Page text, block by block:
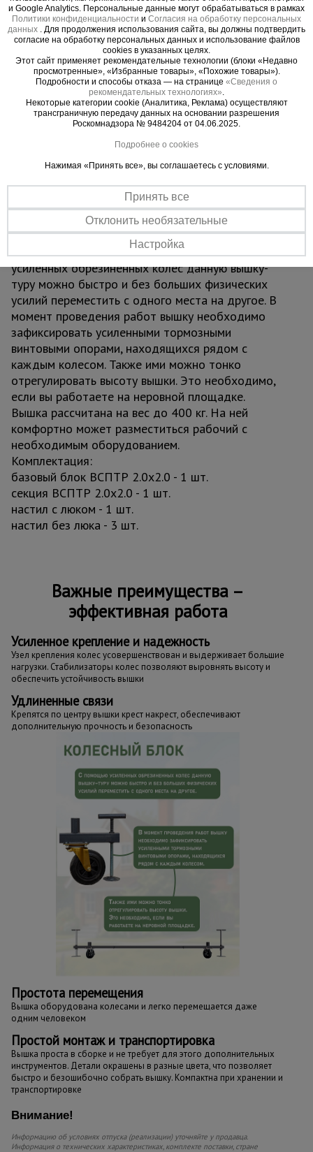
инструмента. Все элементы вышки стыкуются
между собой по принципу "труба в трубу" и
фиксируются флажковым механизмом.
Модель имеет ширину базового блока 2,0х2,0
метра. Высота вышки - 18,3 метра. Ее можно
дорастить дополнительными секциями до 20,7
метров с шагом секций 0,6 м. Рабочая площадка
состоит из одного настила с люком,
изготавливаемого из стальных труб по
листом.
Отличает вышку строительную резервуарную
ВСП TeaM 2,0x2,0 изготовление из стальных
труб, которые для большей долговечности и
устойчивости к химическим веществам покрыты
защитной полимерной краской. С помощью
усиленных обрезиненных колес данную вышку-
туру можно быстро и без больших физических
усилий переместить с одного места на другое. В
момент проведения работ вышку необходимо
зафиксировать усиленными тормозными
винтовыми опорами, находящихся рядом с
каждым колесом. Также ими можно тонко
отрегулировать высоту вышки. Это необходимо,
если вы работаете на неровной площадке.
Вышка рассчитана на вес до 400 кг. На ней
комфортно может разместиться рабочий с
необходимым оборудованием.
Комплектация:
базовый блок ВСПТР 2.0х2.0 - 1 шт.
секция ВСПТР 2.0х2.0 - 1 шт.
настил с люком - 1 шт.
настил без люка - 3 шт.
Важные преимущества –
эффективная работа
Усиленное крепление и надежность
Узел крепления колес усовершенствован и выдерживает большие
нагрузки. Стабилизаторы колес позволяют выровнять высоту и
обеспечить устойчивость вышки
Удлиненные связи
Крепятся по центру вышки крест накрест, обеспечивают
дополнительную прочность и безопасность
Простота перемещения
Вышка оборудована колесами и легко перемещается даже
одним человеком
Простой монтаж и транспортировка
Вышка проста в сборке и не требует для этого дополнительных
инструментов. Детали окрашены в разные цвета, что позволяет
быстро и безошибочно собрать вышку. Компактна при хранении и
транспортировке
Внимание!
Информацию об условиях отпуска (реализации) уточняйте у продавца.
Информация о технических характеристиках, комплекте поставки, стране
и Google Analytics. Персональные данные могут обрабатываться в рамках
Политики конфиденциальности и Согласия на обработку персональных
данных
. Для продолжения использования сайта, вы должны подтвердить
согласие на обработку персональных данных и использование файлов
cookies в указанных целях.
Этот сайт применяет рекомендательные технологии (блоки «Недавно
просмотренные», «Избранные товары», «Похожие товары»).
Подробности и способы отказа — на странице «Сведения о
рекомендательных технологиях»
Некоторые категории cookie (Аналитика, Реклама) осуществляют
трансграничную передачу данных на основании разрешения
Роскомнадзора № 9484204 от 04.06.2025.
Подробнее о cookies
Нажимая «Принять все», вы соглашаетесь с условиями.
Принять все
Отклонить необязательные
Настройка